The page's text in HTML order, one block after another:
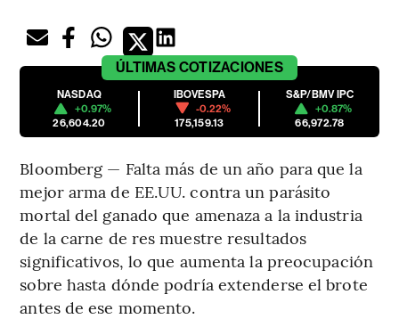
ÚLTIMAS COTIZACIONES
NASDAQ
+0.97%
26,604.20
IBOVESPA
-0.22%
175,159.13
S&P/BMV IPC
+0.87%
66,972.78
Bloomberg — Falta más de un año para que la
mejor arma de EE.UU. contra un parásito
mortal del ganado que amenaza a la industria
de la carne de res muestre resultados
significativos, lo que aumenta la preocupación
sobre hasta dónde podría extenderse el brote
antes de ese momento.